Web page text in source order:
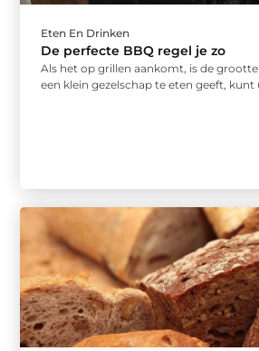
Eten En Drinken
De perfecte BBQ regel je zo
Als het op grillen aankomt, is de
een klein gezelschap te eten geeft, kunt